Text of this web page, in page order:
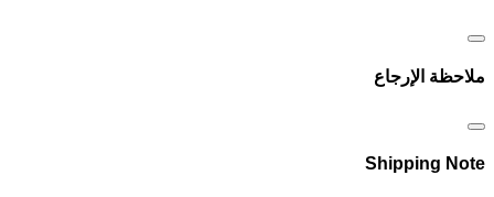
ملاحظة الإرجاع
Shipping Note